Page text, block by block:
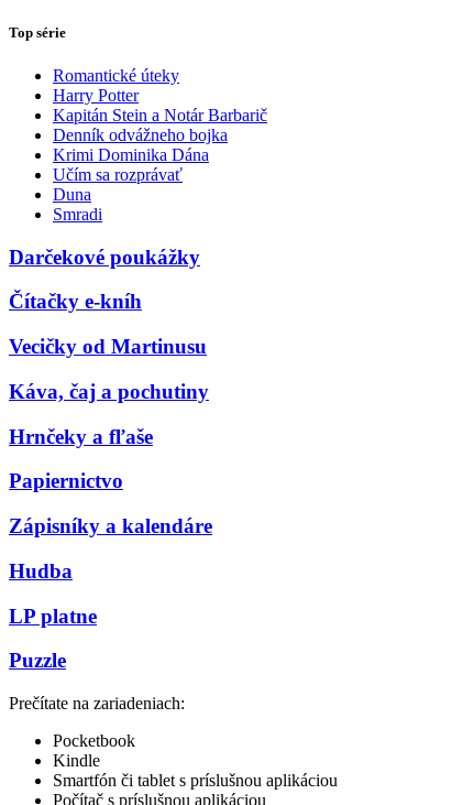
Top série
Romantické úteky
Harry Potter
Kapitán Stein a Notár Barbarič
Denník odvážneho bojka
Krimi Dominika Dána
Učím sa rozprávať
Duna
Smradi
Darčekové poukážky
Čítačky e-kníh
Vecičky od Martinusu
Káva, čaj a pochutiny
Hrnčeky a fľaše
Papiernictvo
Zápisníky a kalendáre
Hudba
LP platne
Puzzle
Prečítate na zariadeniach:
Pocketbook
Kindle
Smartfón či tablet s príslušnou aplikáciou
Počítač s príslušnou aplikáciou